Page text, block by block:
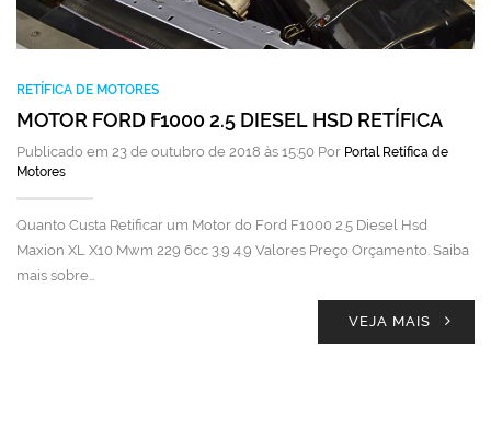
RETÍFICA DE MOTORES
MOTOR FORD F1000 2.5 DIESEL HSD RETÍFICA
Publicado em 23 de outubro de 2018 às 15:50 Por Portal Retífica de
Motores
Quanto Custa Retificar um Motor do Ford F1000 2.5 Diesel Hsd
Maxion XL X10 Mwm 229 6cc 3.9 4.9 Valores Preço Orçamento. Saiba
mais sobre…
VEJA MAIS